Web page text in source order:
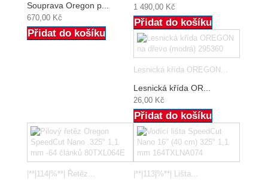
Souprava Oregon p...
670,00 Kč
Přidat do košíku
1 490,00 Kč
Přidat do košíku
Lesnická křída OREGON...
Lesnická křída OR...
26,00 Kč
Přidat do košíku
|**|114|%**| Řetěz... |**|113|%**| Lišta...